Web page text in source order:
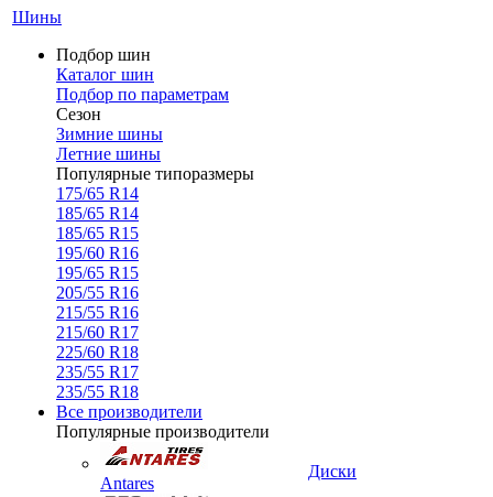
Шины
Подбор шин
Каталог шин
Подбор по параметрам
Сезон
Зимние шины
Летние шины
Популярные типоразмеры
175/65 R14
185/65 R14
185/65 R15
195/60 R16
195/65 R15
205/55 R16
215/55 R16
215/60 R17
225/60 R18
235/55 R17
235/55 R18
Все производители
Популярные производители
Antares
Диски